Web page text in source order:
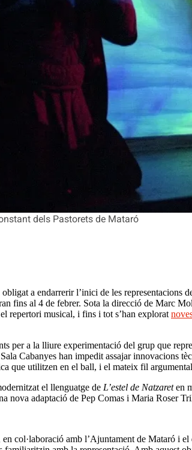
dels Pastorets de Mataró
a endarrerir l’inici de les representacions
fins al 4 de febrer. Sota la direcció de Marc
repertori musical, i fins i tot s’han explorat
per a la lliure experimentació del grup que
Cabanyes han impedit assajar
que utilitzen en el ball, i el mateix fil
el llenguatge de L’estel de Natzareten
nova adaptació de Pep Comas i Maria Roser
col·laboració amb l’Ajuntament de Mataró i